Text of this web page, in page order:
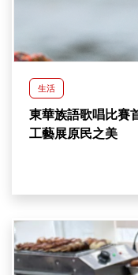
生活
東華族語歌唱比
工藝展原民之美